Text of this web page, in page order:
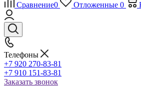
Сравнение0 Отложенные 0
Телефоны
+7 920 270-83-81
+7 910 151-83-81
Заказать звонок